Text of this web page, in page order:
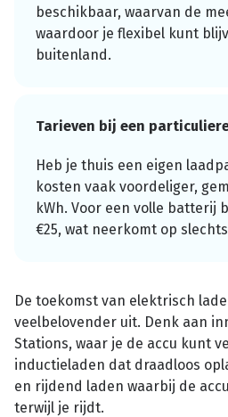
beschikbaar, waarvan de
waardoor je flexibel kunt
buitenland.
Tarieven bij een
Heb je thuis een eigen
kosten vaak voordeliger,
kWh. Voor een volle batterij
€25, wat neerkomt op
De toekomst van elektrisch
veelbelovender uit. Denk aan
Stations, waar je de accu kunt
inductieladen dat draadloos
en rijdend laden waarbij de
terwijl je rijdt.